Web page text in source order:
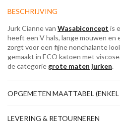
BESCHRIJVING
Jurk Cianne van Wasabiconcept is
heeft een V hals, lange mouwen en
zorgt voor een fijne nonchalante
gemaakt in ECO katoen met
de categorie grote maten jurken.
OPGEMETEN MAATTABEL
LEVERING & RETOURNEREN